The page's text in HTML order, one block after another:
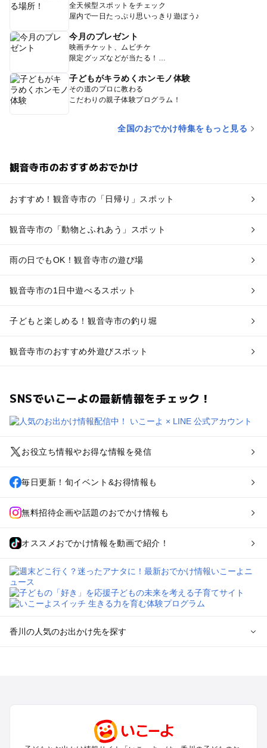
全天候型スポットをチェック
屋内で一日たっぷり思いっきり遊ぼう♪
今月のプレゼント
映画チケット、ムビチケ
限定グッズなどが当たる！
子どもがキラめくホンモノ体験
その道のプロに教わる
こだわりの親子体験プログラム！
全国のおでかけ特集をもっと見る
観音寺市のおすすめおでかけ
おすすめ！観音寺市の「日帰り」スポット
観音寺市の「動物とふれあう」スポット
雨の日でもOK！観音寺市の遊び場
観音寺市の1日中遊べるスポット
子どもと楽しめる！観音寺市の釣り堀
観音寺市のおすすめ外遊びスポット
SNSでいこーよの最新情報をチェック！
お役立ち情報やお得な情報を発信
毎日更新！旬イベント&お得情報も
無料招待企画や話題のおでかけ情報も
オススメおでかけ情報を動画で紹介！
香川の人気のお出かけ先を探す